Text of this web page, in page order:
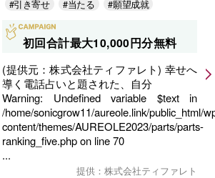
#引き寄せ #当たる #願望成就
初回合計最大10,000円分無料
(提供元：株式会社ティファレト) 幸せへ
導く電話占いと題された、自分
Warning: Undefined variable $text in
/home/sonicgrow11/aureole.link/public_html/
content/themes/AUREOLE2023/parts/parts-
ranking_five.phpon line70
...
提供：株式会社ティファレト